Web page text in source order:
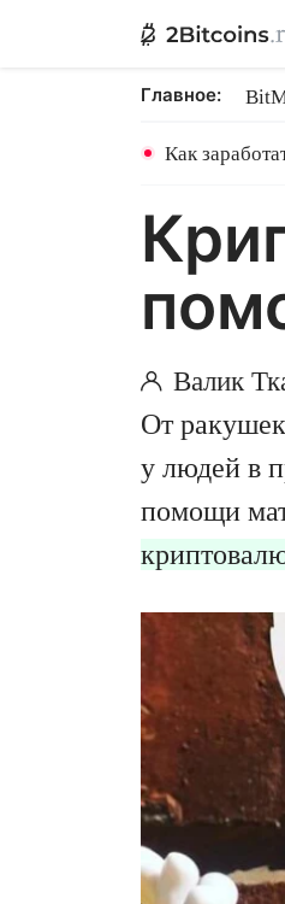
Главное:
Как
Валик
От
у людей в
помощи